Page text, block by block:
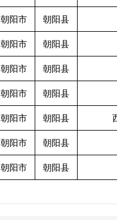
朝阳市 朝阳县
朝阳市 朝阳县
朝阳市 朝阳县
朝阳市 朝阳县
朝阳市 朝阳县
朝阳市 朝阳县
朝阳市 朝阳县